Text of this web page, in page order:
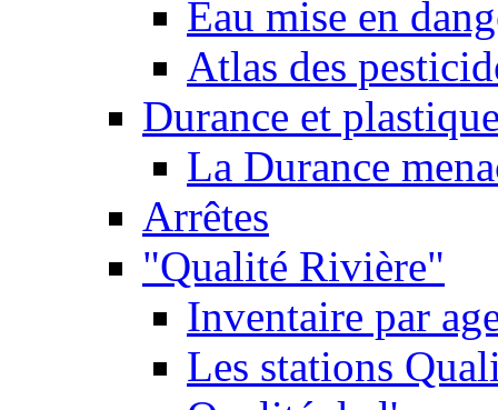
Eau mise en
Atlas des
Durance et
La Durance
Arrêtes
"Qualité Rivière"
Inventaire par
Les stations